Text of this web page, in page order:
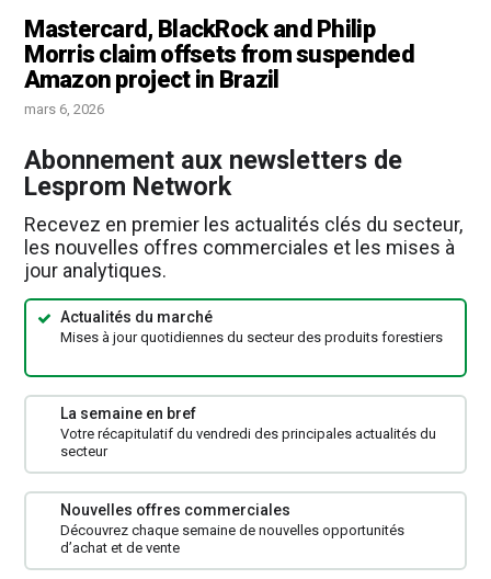
Mastercard, BlackRock and Philip
Morris claim offsets from suspended
Amazon project in Brazil
mars 6, 2026
Abonnement aux newsletters de
Lesprom Network
Recevez en premier les actualités clés du secteur,
les nouvelles offres commerciales et les mises à
jour analytiques.
Actualités du marché
Mises à jour quotidiennes du secteur des produits forestiers
La semaine en bref
Votre récapitulatif du vendredi des principales actualités du
secteur
Nouvelles offres commerciales
Découvrez chaque semaine de nouvelles opportunités
d’achat et de vente